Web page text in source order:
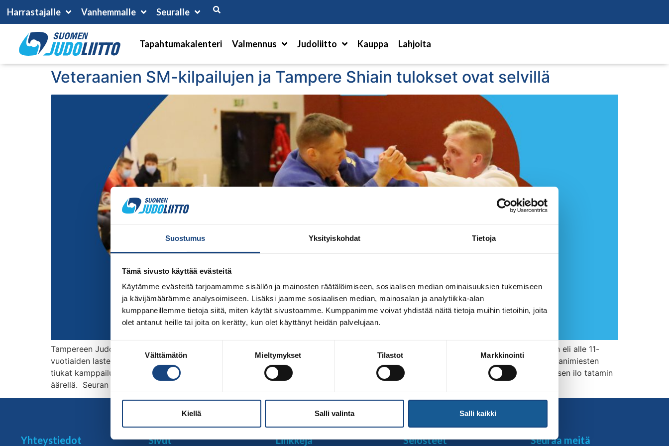
Suostumus Yksityiskohdat Tietoja
Tämä sivusto käyttää evästeitä
Käytämme evästeitä tarjoamamme sisällön ja mainosten räätälöimiseen, sosiaalisen median ominaisuuksien tukemiseen
ja kävijämäärämme analysoimiseen. Lisäksi jaamme sosiaalisen median, mainosalan ja analytiikka-alan
kumppaneillemme tietoja siitä, miten käytät sivustoamme. Kumppanimme voivat yhdistää näitä tietoja muihin tietoihin, joita
olet antanut heille tai joita on kerätty, kun olet käyttänyt heidän palvelujaan.
Välttämätön Mieltymykset Tilastot Markkinointi
Kiellä Salli valinta Salli kaikki
Harrastajalle Vanhemmalle Seuralle
Tapahtumakalenteri Valmennus Judoliitto Kauppa Lahjoita
Veteraanien SM-kilpailujen ja Tampere Shiain tulokset ovat selvillä
Tampereen Judo järjesti Veteraanien SM-kilpailut Tampere Shiain jälkeen lauantaina 27.11. Päivä alkoi ensin Tampere Shiailla nuorimpien eli alle 11-
vuotiaiden lasten sarjoilla ja tapahtuman edetessä osallistujien ikähaarukka laajeni. Tapahtuman odotettuna kohokohtana olivat veteraanimiesten
tiukat kamppailut, joissa oteltiin tosissaan ja itseä säästelemättä. Havaittavissa oli kilpailun riemu pitkän tauon jälkeen ja jälleennäkemisen ilo tatamin
äärellä. Seuran puheenjohtaja Antti […]
Yhteystiedot Sivut Linkkejä Selosteet Seuraa meitä